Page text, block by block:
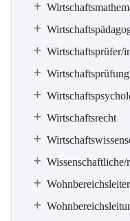
Wirtschaftsprüfer/
Wirtschaftsprüfung
Wirtschaftsrecht